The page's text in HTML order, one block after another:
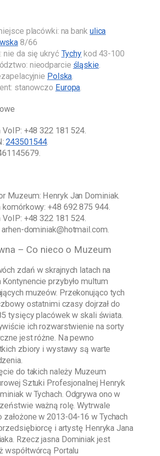
placówki: na bank ulica
8/66
nie da się ukryć Tychy kod 43-100
nieodparcie śląskie.
Polska.
stanowczo Europa.
+48 322 181 524
243501544.
Muzeum: Henryk Jan Dominiak.
komórkowy:+48 692 875 944.
+48 322 181 524.
arhen-dominiak@hotmail.com.
– Co nieco o Muzeum
zdań w skrajnych latach na
Kontynencie przybyło multum
muzeów. Przekonująco tych
ostatnimi czasy dojrzał do
tysięcy placówek w skali świata.
ich rozwarstwienie na sorty
jest różne. Na pewno
zbiory i wystawy są warte
do takich należy Muzeum
Sztuki Profesjonalnej Henryk
w Tychach. Odgrywa ono w
ważną rolę. Wytrwale
założone w2013-04-16 w Tychach
i artystę Henryka Jana
. Rzecz jasna Dominiakjest
współtwórcą Portalu